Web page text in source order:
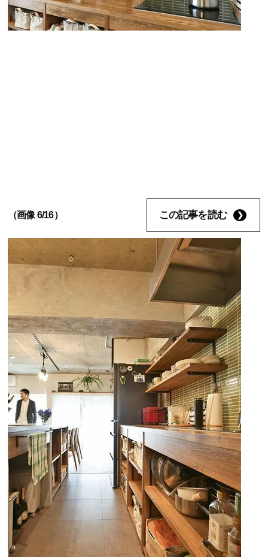
（画像 6/16） この記事を読む